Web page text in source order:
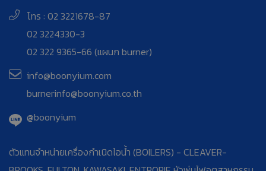
โทร : 02 3221678-87
02 3224330-3
02 322 9365-66 (แผนก burner)
info@boonyium.com
burnerinfo@boonyium.co.th
@boonyium
ตัวแทนจำหน่ายเครื่องกำเนิดไอน้ำ (BOILERS) - CLEAVER-